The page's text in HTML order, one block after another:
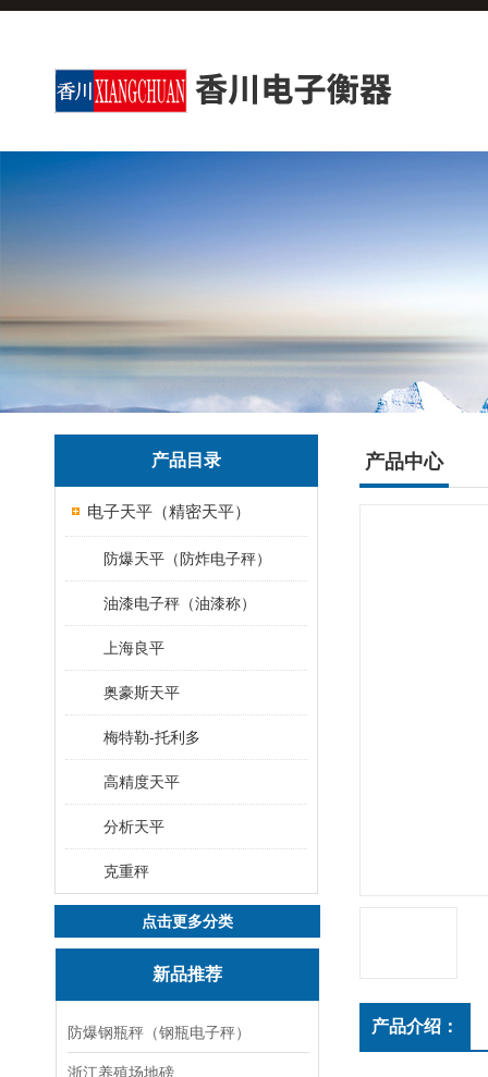
产品目录
电子天平（精密天平）
防爆天平（防炸电子秤）
油漆电子秤（油漆称）
上海良平
奥豪斯天平
梅特勒-托利多
高精度天平
分析天平
克重秤
点击更多分类
新品推荐
防爆钢瓶秤（钢瓶电子秤）
浙江养殖场地磅
产品中心
产品介绍：